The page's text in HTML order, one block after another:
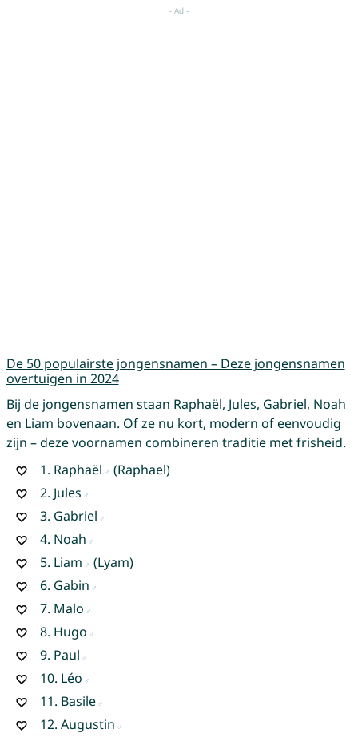
De 50 populairste jongensnamen – Deze jongensnamen
overtuigen in 2024
Bij de jongensnamen staan Raphaël, Jules, Gabriel, Noah
en Liam bovenaan. Of ze nu kort, modern of eenvoudig
zijn – deze voornamen combineren traditie met frisheid.
1. Raphaël
(Raphael)
2. Jules
3. Gabriel
4. Noah
5. Liam
(Lyam)
6. Gabin
7. Malo
8. Hugo
9. Paul
10. Léo
11. Basile
12. Augustin